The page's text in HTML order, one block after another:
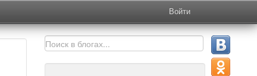
Войти